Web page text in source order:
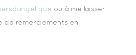
ou à me laisser
de remerciements en